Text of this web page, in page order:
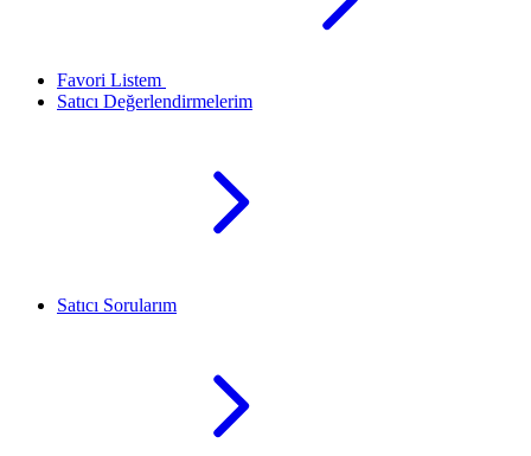
Favori Listem
Satıcı Değerlendirmelerim
Satıcı Sorularım